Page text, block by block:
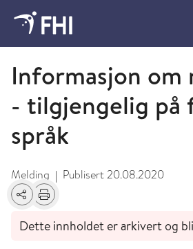
Koronaviruset - arkiverte meldinger
Informasjon om
- tilgjengelig på
språk
Melding | Publisert20.08.2020
Del Skriv ut
Dette innholdet er arkivert og